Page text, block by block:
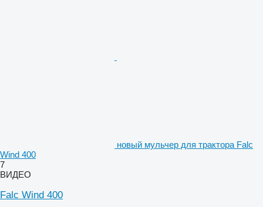
новый мульчер для трактора Falc
Wind 400
7
ВИДЕО
Falc Wind 400